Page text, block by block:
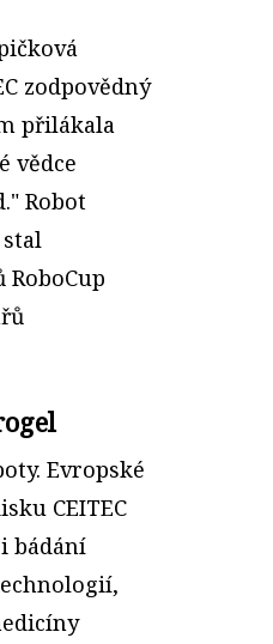
zodpovědný
přilákala
vědce
Robot
Evropské
CEITEC
bádání